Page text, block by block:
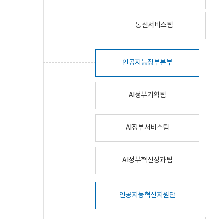
통신서비스팀
인공지능정부본부
AI정부기획팀
AI정부서비스팀
AI정부혁신성과팀
인공지능혁신지원단